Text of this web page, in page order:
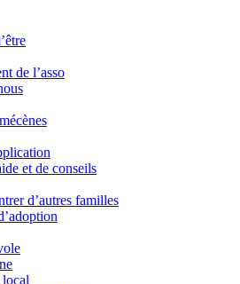
de l’asso
et de conseils
d’autres familles